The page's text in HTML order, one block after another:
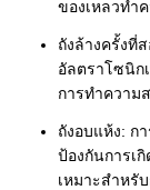
ของเหลวทำ
ถังล้างครั้งที่
อัลตราโซนิก
การทำความ
ถังอบแห้ง: ก
ป้องกันการเ
เหมาะสำหรั